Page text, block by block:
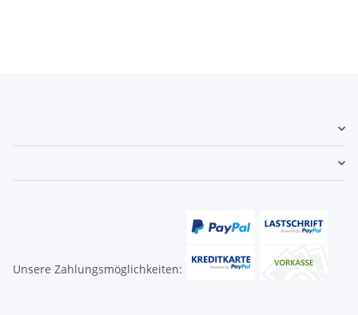
Unsere Zahlungsmöglichkeiten: